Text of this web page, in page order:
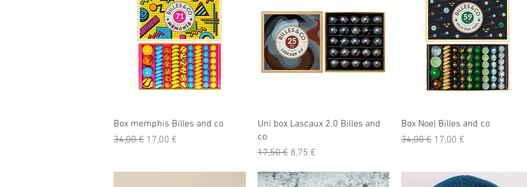
Aperçu rapide
Box memphis Billes and co
Prix original
34,00 € Prix promotionnel
17,00 €
Aperçu rapide
Uni box Lascaux 2.0 Billes and
co
Prix original
17,50 € Prix promotionnel
8,75 €
Aperçu rapide
Box Noel Billes and co
Prix original
34,00 € Prix promotionnel
17,00 €